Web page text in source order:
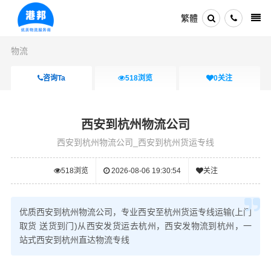
繁體
物流
咨询Ta 518浏览 0关注
西安到杭州物流公司
西安到杭州物流公司_西安到杭州货运专线
518浏览 2026-08-06 19:30:54 关注
优质西安到杭州物流公司，专业西安至杭州货运专线运输(上门
取货 送货到门)从西安发货运去杭州，西安发物流到杭州，一
站式西安到杭州直达物流专线